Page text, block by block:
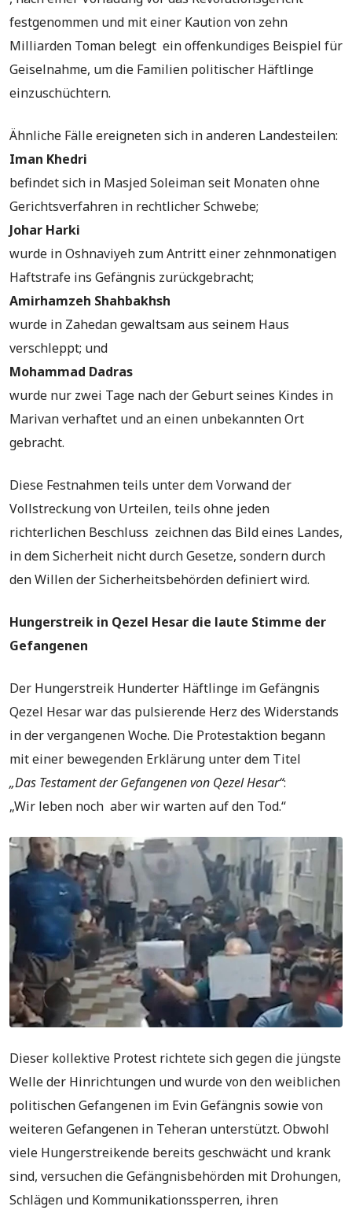
festgenommen und mit einer Kaution von zehn
Milliarden Toman belegt ein offenkundiges Beispiel für
Geiselnahme, um die Familien politischer Häftlinge
einzuschüchtern.
Ähnliche Fälle ereigneten sich in anderen Landesteilen:
Iman Khedri
befindet sich in Masjed Soleiman seit Monaten ohne
Gerichtsverfahren in rechtlicher Schwebe;
Johar Harki
wurde in Oshnaviyeh zum Antritt einer zehnmonatigen
Haftstrafe ins Gefängnis zurückgebracht;
Amirhamzeh Shahbakhsh
wurde in Zahedan gewaltsam aus seinem Haus
verschleppt; und
Mohammad Dadras
wurde nur zwei Tage nach der Geburt seines Kindes in
Marivan verhaftet und an einen unbekannten Ort
gebracht.
Diese Festnahmen teils unter dem Vorwand der
Vollstreckung von Urteilen, teils ohne jeden
richterlichen Beschluss zeichnen das Bild eines Landes,
in dem Sicherheit nicht durch Gesetze, sondern durch
den Willen der Sicherheitsbehörden definiert wird.
Hungerstreik in Qezel Hesar die laute Stimme der
Gefangenen
Der Hungerstreik Hunderter Häftlinge im Gefängnis
Qezel Hesar war das pulsierende Herz des Widerstands
in der vergangenen Woche. Die Protestaktion begann
mit einer bewegenden Erklärung unter dem Titel
„Das Testament der Gefangenen von Qezel Hesar“:
„Wir leben noch aber wir warten auf den Tod.“
Dieser kollektive Protest richtete sich gegen die jüngste
Welle der Hinrichtungen und wurde von den weiblichen
politischen Gefangenen im Evin Gefängnis sowie von
weiteren Gefangenen in Teheran unterstützt. Obwohl
viele Hungerstreikende bereits geschwächt und krank
sind, versuchen die Gefängnisbehörden mit Drohungen,
Schlägen und Kommunikationssperren, ihren